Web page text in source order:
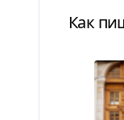
Как